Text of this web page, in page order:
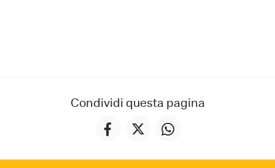
Condividi questa pagina